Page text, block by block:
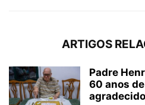
ARTIGOS
Padre
60 anos